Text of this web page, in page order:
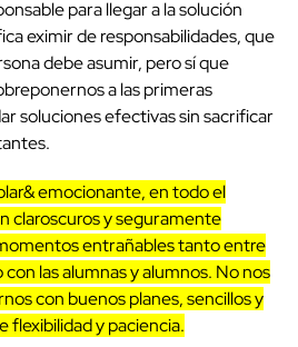
para llegar a la solución
eximir de responsabilidades, que
debe asumir, pero sí que
a las primeras
soluciones efectivas sin sacrificar
emocionante, en todo el
claroscuros y seguramente
entrañables tanto entre
las alumnas y alumnos. No nos
con buenos planes, sencillos y
flexibilidad y paciencia.